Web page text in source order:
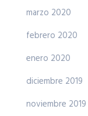
marzo 2020
febrero 2020
enero 2020
diciembre 2019
noviembre 2019